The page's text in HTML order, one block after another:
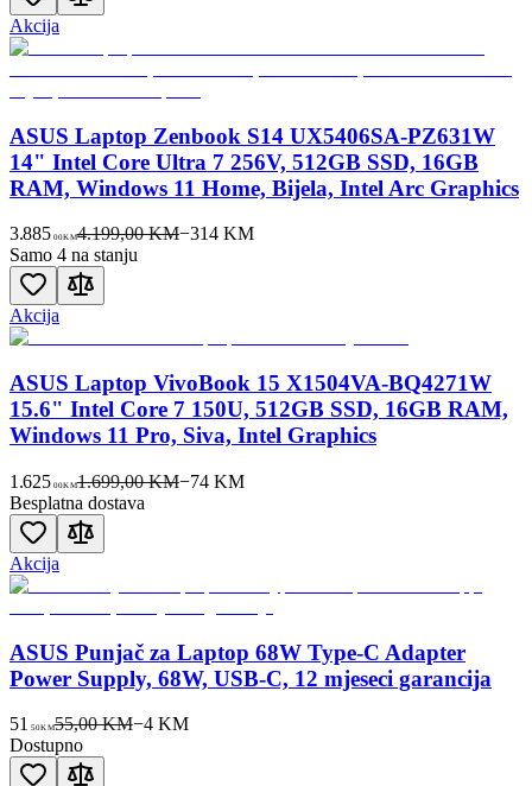
Akcija
ASUS Laptop Zenbook S14 UX5406SA-PZ631W
14" Intel Core Ultra 7 256V, 512GB SSD, 16GB
RAM, Windows 11 Home, Bijela, Intel Arc Graphics
3.885 00KM4.199,00 KM−314KM
Samo 4 na stanju
Akcija
ASUS Laptop VivoBook 15 X1504VA-BQ4271W
15.6" Intel Core 7 150U, 512GB SSD, 16GB RAM,
Windows 11 Pro, Siva, Intel Graphics
1.625 00KM1.699,00 KM−74KM
Besplatna dostava
Akcija
ASUS Punjač za Laptop 68W Type-C Adapter
Power Supply, 68W, USB-C, 12 mjeseci garancija
51 50KM55,00 KM−4KM
Dostupno